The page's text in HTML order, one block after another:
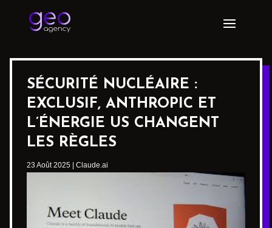
SÉCURITÉ NUCLÉAIRE :
EXCLUSIF, ANTHROPIC ET
L’ÉNERGIE US CHANGENT
LES RÈGLES
23 Août 2025 Claude.ai